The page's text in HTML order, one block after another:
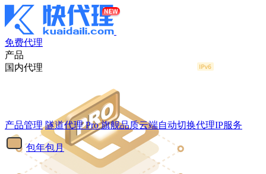
免费代理
产品
国内代理
产品管理 隧道代理Pro 旗舰品质云端自动切换代理IP服务
包年包月